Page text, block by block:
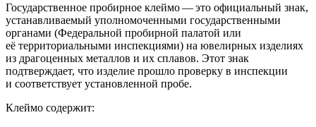
Государственное пробирное клеймо — это официальный знак,
устанавливаемый уполномоченными государственными
органами (Федеральной пробирной палатой или
её территориальными инспекциями) на ювелирных изделиях
из драгоценных металлов и их сплавов. Этот знак
подтверждает, что изделие прошло проверку в инспекции
и соответствует установленной пробе.
Клеймо содержит: